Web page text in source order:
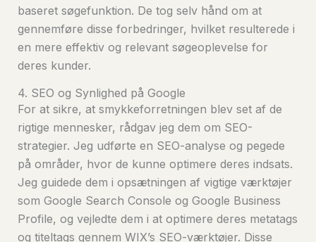
baseret søgefunktion. De tog selv hånd om at
gennemføre disse forbedringer, hvilket resulterede i
en mere effektiv og relevant søgeoplevelse for
deres kunder.
4. SEO og Synlighed på Google
For at sikre, at smykkeforretningen blev set af de
rigtige mennesker, rådgav jeg dem om SEO-
strategier. Jeg udførte en SEO-analyse og pegede
på områder, hvor de kunne optimere deres indsats.
Jeg guidede dem i opsætningen af vigtige værktøjer
som Google Search Console og Google Business
Profile, og vejledte dem i at optimere deres metatags
og titeltags gennem WIX’s SEO-værktøjer. Disse